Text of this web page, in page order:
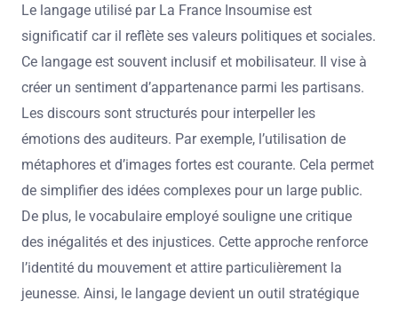
Le langage utilisé par La France Insoumise est
significatif car il reflète ses valeurs politiques et sociales.
Ce langage est souvent inclusif et mobilisateur. Il vise à
créer un sentiment d’appartenance parmi les partisans.
Les discours sont structurés pour interpeller les
émotions des auditeurs. Par exemple, l’utilisation de
métaphores et d’images fortes est courante. Cela permet
de simplifier des idées complexes pour un large public.
De plus, le vocabulaire employé souligne une critique
des inégalités et des injustices. Cette approche renforce
l’identité du mouvement et attire particulièrement la
jeunesse. Ainsi, le langage devient un outil stratégique